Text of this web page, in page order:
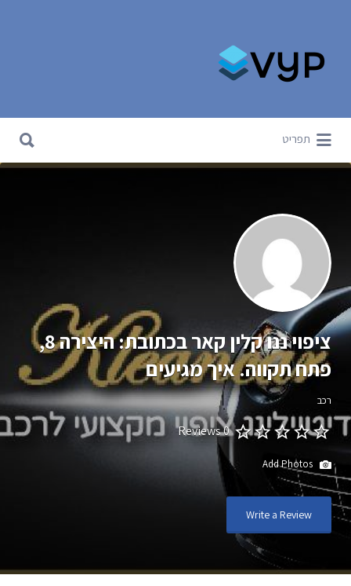
תפריט
ציפוי ננו קלין קאר בכתובת: היצירה 8,
פתח תקווה. איך מגיעים
רכב
0 Reviews
Write a Review